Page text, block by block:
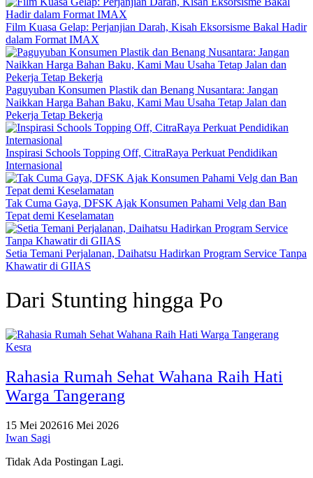
Film Kuasa Gelap: Perjanjian Darah, Kisah Eksorsisme Bakal Hadir
dalam Format IMAX
Paguyuban Konsumen Plastik dan Benang Nusantara: Jangan
Naikkan Harga Bahan Baku, Kami Mau Usaha Tetap Jalan dan
Pekerja Tetap Bekerja
Inspirasi Schools Topping Off, CitraRaya Perkuat Pendidikan
Internasional
Tak Cuma Gaya, DFSK Ajak Konsumen Pahami Velg dan Ban
Tepat demi Keselamatan
Setia Temani Perjalanan, Daihatsu Hadirkan Program Service Tanpa
Khawatir di GIIAS
Dari Stunting hingga Po
Kesra
Rahasia Rumah Sehat Wahana Raih Hati
Warga Tangerang
15 Mei 202616 Mei 2026
Iwan Sagi
Tidak Ada Postingan Lagi.